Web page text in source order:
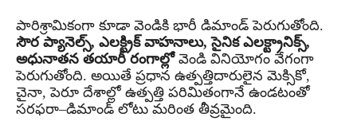
పారిశ్రామికంగా కూడా వెండికి భారీ డిమాండ్ పెరుగుతోంది.
సౌర ప్యానెల్స్, ఎలక్ట్రిక్ వాహనాలు, సైనిక ఎలక్ట్రానిక్స్,
అధునాతన తయారీ రంగాల్లోవెండి వినియోగం వేగంగా
పెరుగుతోంది. అయితే ప్రధాన ఉత్పత్తిదారులైన మెక్సికో,
చైనా, పెరూ దేశాల్లో ఉత్పత్తి పరిమితంగానే ఉండటంతో
సరఫరా–డిమాండ్ లోటు మరింత తీవ్రమైంది.